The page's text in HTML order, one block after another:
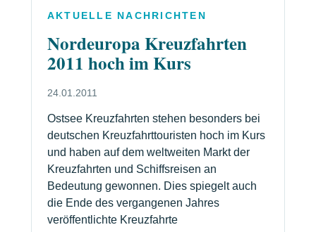
AKTUELLE NACHRICHTEN
Nordeuropa Kreuzfahrten
2011 hoch im Kurs
24.01.2011
Ostsee Kreuzfahrten stehen besonders bei
deutschen Kreuzfahrttouristen hoch im Kurs
und haben auf dem weltweiten Markt der
Kreuzfahrten und Schiffsreisen an
Bedeutung gewonnen. Dies spiegelt auch
die Ende des vergangenen Jahres
veröffentlichte Kreuzfahrte